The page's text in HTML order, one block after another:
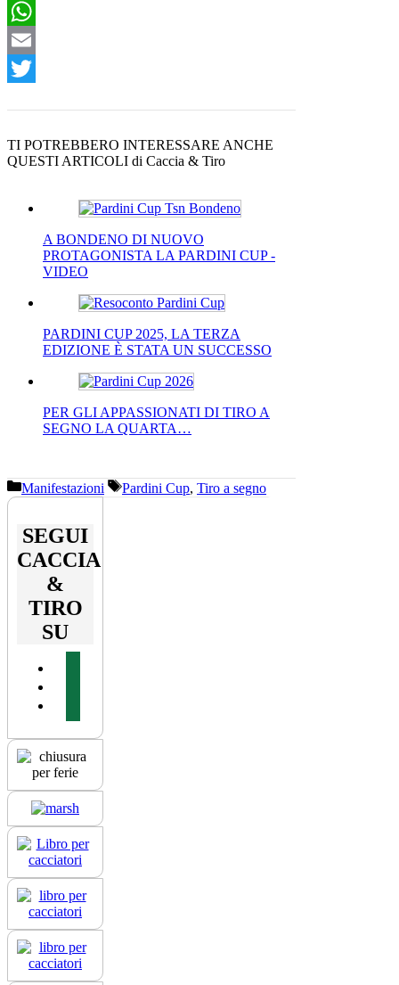
LinkedIn
WhatsApp
Email
TI POTREBBERO INTERESSARE ANCHE
QUESTI ARTICOLI di Caccia & Tiro
A BONDENO DI NUOVO
PROTAGONISTA LA PARDINI CUP -
VIDEO
PARDINI CUP 2025, LA TERZA
EDIZIONE È STATA UN SUCCESSO
PER GLI APPASSIONATI DI TIRO A
SEGNO LA QUARTA…
Categorie
Manifestazioni Tag
Pardini Cup, Tiro a segno
SEGUI
CACCIA
&
TIRO
SU